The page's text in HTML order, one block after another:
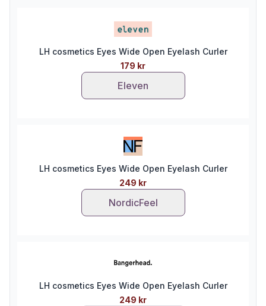
LH cosmetics Eyes Wide Open Eyelash Curler
179 kr
Eleven
LH cosmetics Eyes Wide Open Eyelash Curler
249 kr
NordicFeel
LH cosmetics Eyes Wide Open Eyelash Curler
249 kr